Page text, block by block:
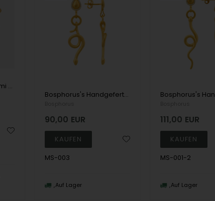
Shevin Necklacke, Rumi Ring & Zara Earrings, von Bosphorus
Bosphorus's Handgefertigter Fingerring aus 14 Karat Gold mit kleinem Herzen
90,00 EUR
MS-003
Auf Lager
111,00 EUR
MS-001-2
Auf Lager